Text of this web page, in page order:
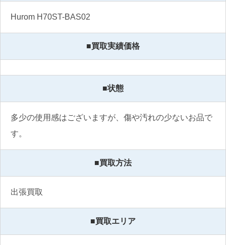
Hurom H70ST-BAS02
■買取実績価格
■状態
多少の使用感はございますが、傷や汚れの少ないお品で
す。
■買取方法
出張買取
■買取エリア